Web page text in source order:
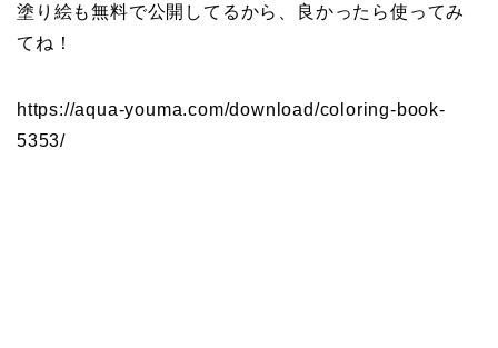
塗り絵も無料で公開してるから、良かったら使ってみ
てね！
https://aqua-youma.com/download/coloring-book-
5353/